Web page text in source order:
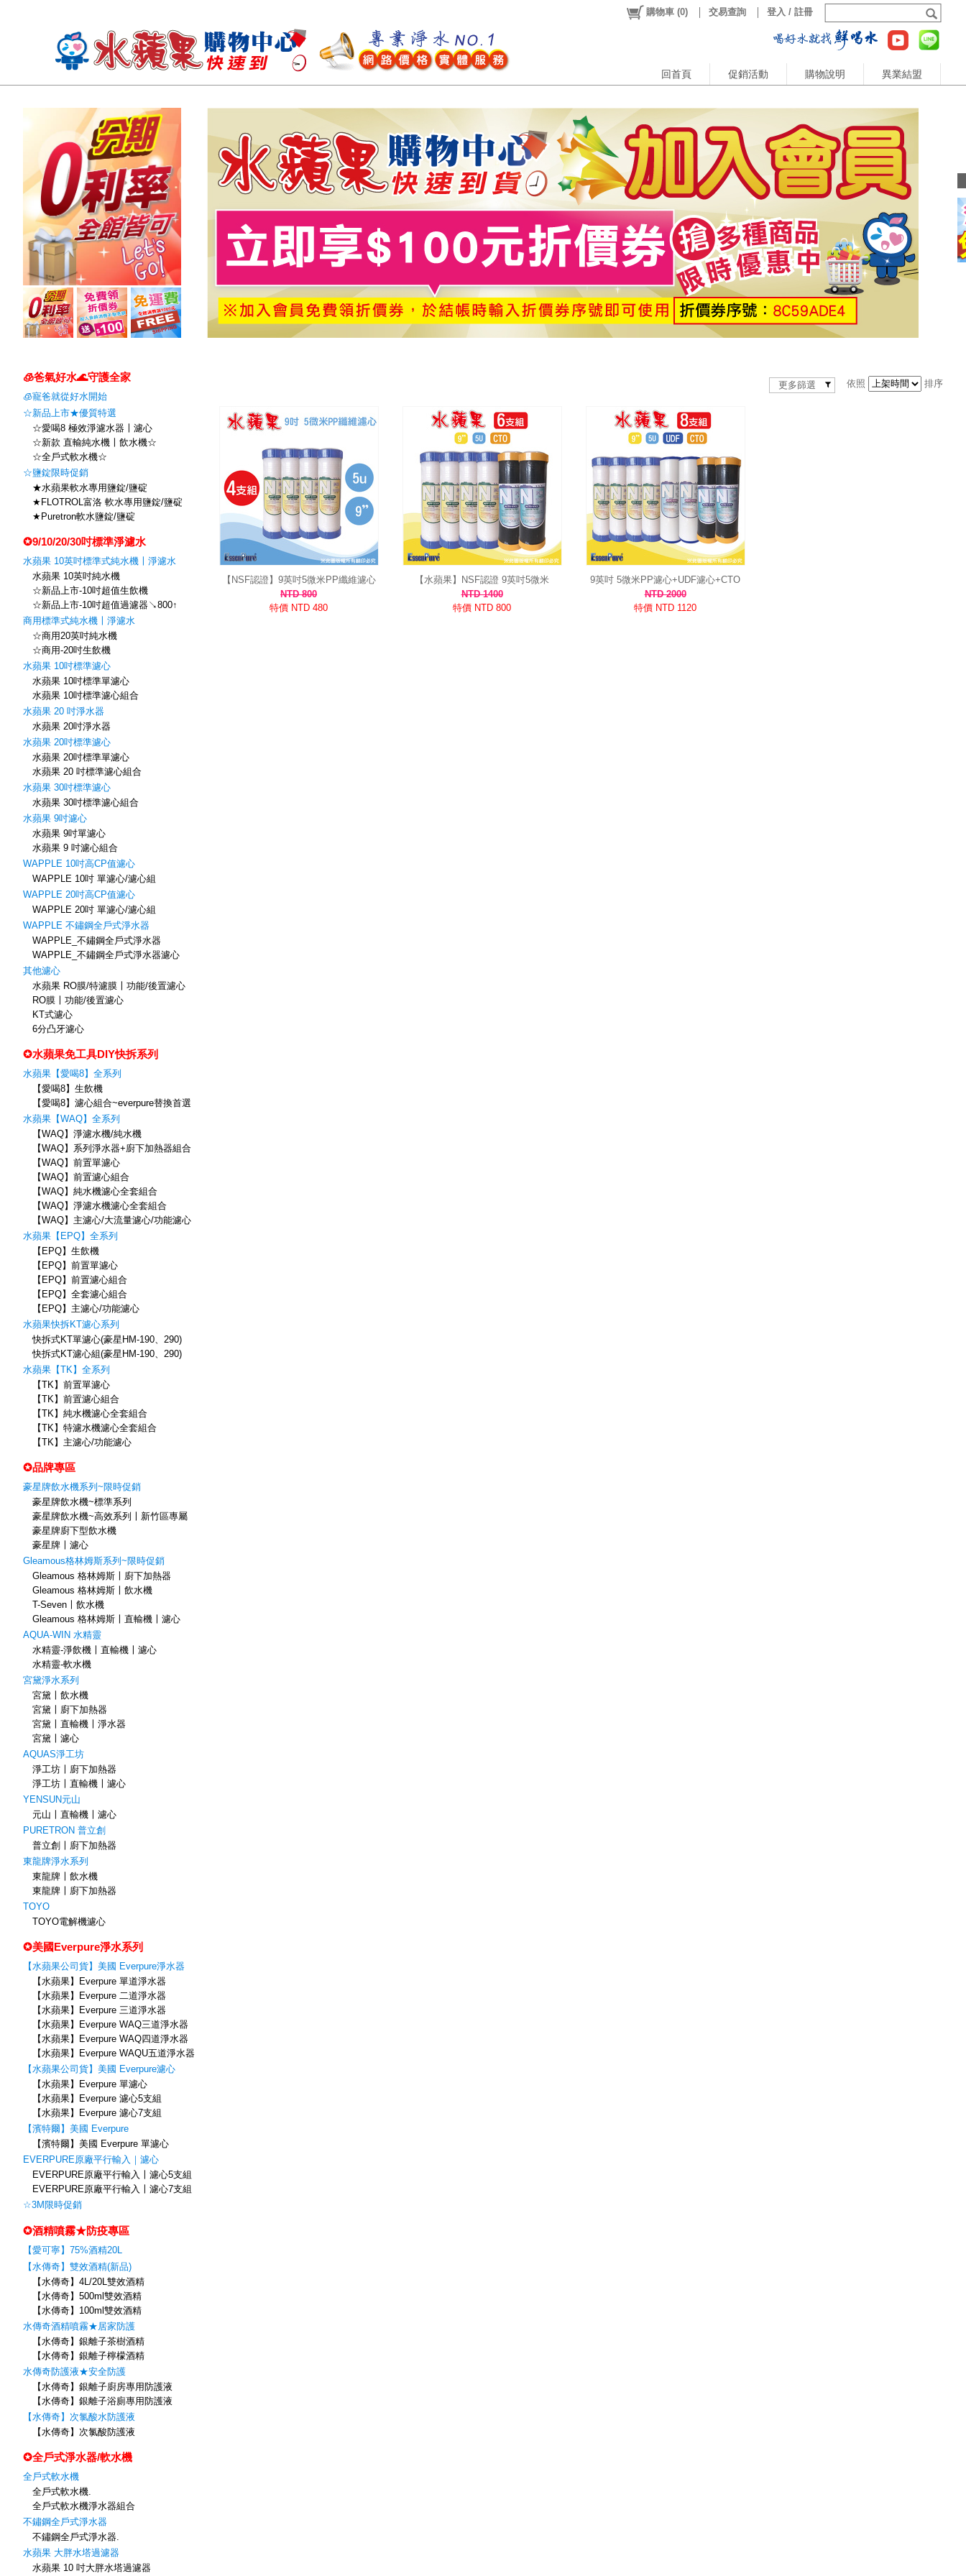
回首頁 促銷活動 購物說明 異業結盟
購物車 (0) 交易查詢 登入 / 註冊
🧊爸氣好水🌊守護全家
🧊寵爸就從好水開始
☆新品上市★優質特選
☆愛喝8 極效淨濾水器〡濾心
☆新款 直輸純水機〡飲水機☆
☆全戶式軟水機☆
☆鹽錠限時促銷
★水蘋果軟水專用鹽錠/鹽碇
★FLOTROL富洛 軟水專用鹽錠/鹽碇
★Puretron軟水鹽錠/鹽碇
✪9/10/20/30吋標準淨濾水
水蘋果 10英吋標準式純水機〡淨濾水
水蘋果 10英吋純水機
☆新品上市-10吋超值生飲機
☆新品上市-10吋超值過濾器↘800↑
商用標準式純水機〡淨濾水
☆商用20英吋純水機
☆商用-20吋生飲機
水蘋果 10吋標準濾心
水蘋果 10吋標準單濾心
水蘋果 10吋標準濾心組合
水蘋果 20 吋淨水器
水蘋果 20吋淨水器
水蘋果 20吋標準濾心
水蘋果 20吋標準單濾心
水蘋果 20 吋標準濾心組合
水蘋果 30吋標準濾心
水蘋果 30吋標準濾心組合
水蘋果 9吋濾心
水蘋果 9吋單濾心
水蘋果 9 吋濾心組合
WAPPLE 10吋高CP值濾心
WAPPLE 10吋 單濾心/濾心組
WAPPLE 20吋高CP值濾心
WAPPLE 20吋 單濾心/濾心組
WAPPLE 不鏽鋼全戶式淨水器
WAPPLE_不鏽鋼全戶式淨水器
WAPPLE_不鏽鋼全戶式淨水器濾心
其他濾心
水蘋果 RO膜/特濾膜〡功能/後置濾心
RO膜〡功能/後置濾心
KT式濾心
6分凸牙濾心
✪水蘋果免工具DIY快拆系列
水蘋果【愛喝8】全系列
【愛喝8】生飲機
【愛喝8】濾心組合~everpure替換首選
水蘋果【WAQ】全系列
【WAQ】淨濾水機/純水機
【WAQ】系列淨水器+廚下加熱器組合
【WAQ】前置單濾心
【WAQ】前置濾心組合
【WAQ】純水機濾心全套組合
【WAQ】淨濾水機濾心全套組合
【WAQ】主濾心/大流量濾心/功能濾心
水蘋果【EPQ】全系列
【EPQ】生飲機
【EPQ】前置單濾心
【EPQ】前置濾心組合
【EPQ】全套濾心組合
【EPQ】主濾心/功能濾心
水蘋果快拆KT濾心系列
快拆式KT單濾心(豪星HM-190、290)
快拆式KT濾心組(豪星HM-190、290)
水蘋果【TK】全系列
【TK】前置單濾心
【TK】前置濾心組合
【TK】純水機濾心全套組合
【TK】特濾水機濾心全套組合
【TK】主濾心/功能濾心
✪品牌專區
豪星牌飲水機系列~限時促銷
豪星牌飲水機~標準系列
豪星牌飲水機~高效系列〡新竹區專屬
豪星牌廚下型飲水機
豪星牌〡濾心
Gleamous格林姆斯系列~限時促銷
Gleamous 格林姆斯〡廚下加熱器
Gleamous 格林姆斯〡飲水機
T-Seven〡飲水機
Gleamous 格林姆斯〡直輸機〡濾心
AQUA-WIN 水精靈
水精靈-淨飲機〡直輸機〡濾心
水精靈-軟水機
宮黛淨水系列
宮黛〡飲水機
宮黛〡廚下加熱器
宮黛〡直輸機〡淨水器
宮黛〡濾心
AQUAS淨工坊
淨工坊〡廚下加熱器
淨工坊〡直輸機〡濾心
YENSUN元山
元山〡直輸機〡濾心
PURETRON 普立創
普立創〡廚下加熱器
東龍牌淨水系列
東龍牌〡飲水機
東龍牌〡廚下加熱器
TOYO
TOYO電解機濾心
✪美國Everpure淨水系列
【水蘋果公司貨】美國 Everpure淨水器
【水蘋果】Everpure 單道淨水器
【水蘋果】Everpure 二道淨水器
【水蘋果】Everpure 三道淨水器
【水蘋果】Everpure WAQ三道淨水器
【水蘋果】Everpure WAQ四道淨水器
【水蘋果】Everpure WAQU五道淨水器
【水蘋果公司貨】美國 Everpure濾心
【水蘋果】Everpure 單濾心
【水蘋果】Everpure 濾心5支組
【水蘋果】Everpure 濾心7支組
【濱特爾】美國 Everpure
【濱特爾】美國 Everpure 單濾心
EVERPURE原廠平行輸入｜濾心
EVERPURE原廠平行輸入〡濾心5支組
EVERPURE原廠平行輸入〡濾心7支組
☆3M限時促銷
✪酒精噴霧★防疫專區
【愛可寧】75%酒精20L
【水傳奇】雙效酒精(新品)
【水傳奇】4L/20L雙效酒精
【水傳奇】500ml雙效酒精
【水傳奇】100ml雙效酒精
水傳奇酒精噴霧★居家防護
【水傳奇】銀離子茶樹酒精
【水傳奇】銀離子檸檬酒精
水傳奇防護液★安全防護
【水傳奇】銀離子廚房專用防護液
【水傳奇】銀離子浴廁專用防護液
【水傳奇】次氯酸水防護液
【水傳奇】次氯酸防護液
✪全戶式淨水器/軟水機
全戶式軟水機
全戶式軟水機.
全戶式軟水機淨水器組合
不鏽鋼全戶式淨水器
不鏽鋼全戶式淨水器.
水蘋果 大胖水塔過濾器
水蘋果 10 吋大胖水塔過濾器
更多篩選 依照 排序
【NSF認證】9英吋5微米PP纖維濾心
FPP-9305(4支組/雙封結構/RO第一道
淨水前置)
NTD 800
特價 NTD 480
【水蘋果】NSF認證 9英吋5微米
PP+CTO濾心(6支組) RO純水機淨水
器 除氯除泥沙 快速到貨
NTD 1400
特價 NTD 800
9英吋 5微米PP濾心+UDF濾心+CTO
濾心(8支組)
NTD 2000
特價 NTD 1120